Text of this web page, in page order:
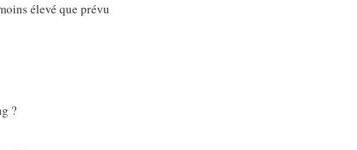
élevé que prévu
?